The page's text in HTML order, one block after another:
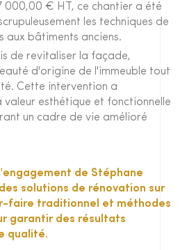
000,00 € HT, ce chantier a été
les techniques de
bâtiments anciens.
de revitaliser la façade,
d'origine de l'immeuble tout
Cette intervention a
valeur esthétique et fonctionnelle
un cadre de vie amélioré
de Stéphane
solutions de rénovation sur
faire traditionnel et méthodes
garantir des résultats
qualité.